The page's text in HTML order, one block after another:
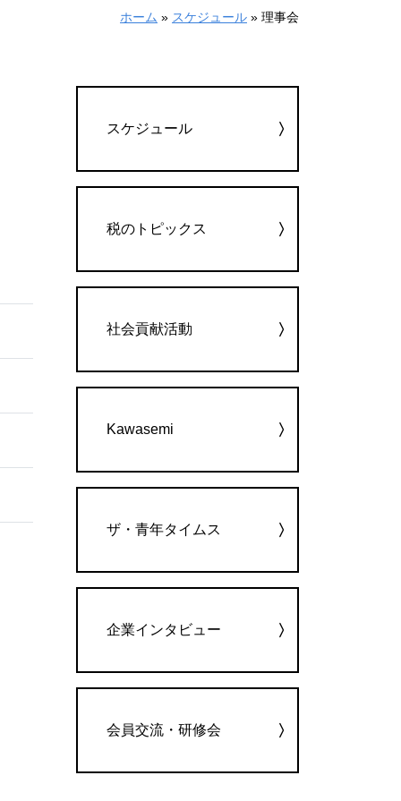
ホーム » スケジュール » 理事会
スケジュール
税のトピックス
社会貢献活動
Kawasemi
ザ・青年タイムス
企業インタビュー
会員交流・研修会